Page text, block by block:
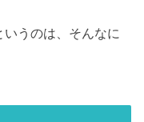
うのは、そんなに